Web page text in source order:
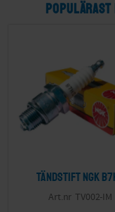
Tändstift NGK
TV002-IM